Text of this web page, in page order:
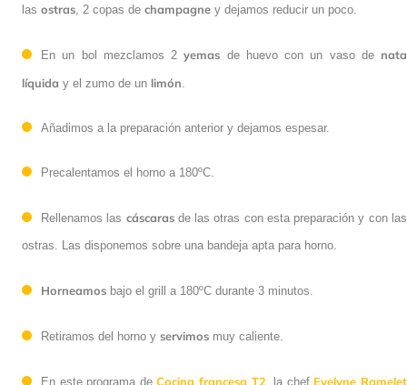
las ostras , 2 copas de champagne y dejamos reducir un poco.
En un bol mezclamos 2yemas de huevo con un vaso denata
líquida y el zumo de un limón
Añadimos a la preparación anterior y dejamos espesar.
Precalentamos el horno a 180ºC.
Rellenamos las cáscarasde las otras con esta preparación y con las
ostras. Las disponemos sobre una bandeja apta para horno.
Horneamos bajo el grill a 180ºC durante 3 minutos.
Retiramos del horno y servimos muy caliente.
En este programa deCocina francesa T2 , la chef Evelyne Ramelet